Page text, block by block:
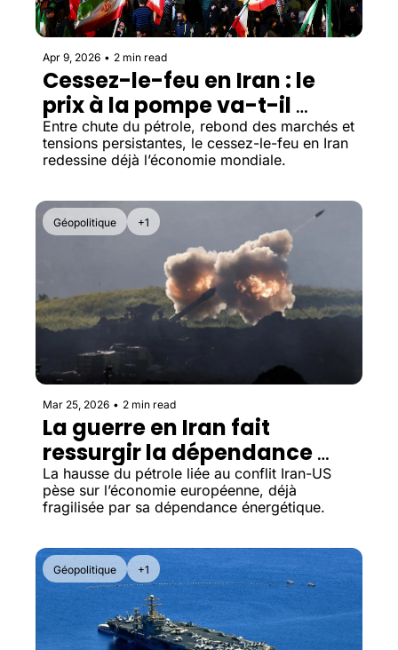
Apr 9, 2026 • 2 min read
Cessez-le-feu en Iran : le
prix à la pompe va-t-il
baisser ?
Entre chute du pétrole, rebond des marchés et
tensions persistantes, le cessez-le-feu en Iran
redessine déjà l’économie mondiale.
Géopolitique +1
Mar 25, 2026 • 2 min read
La guerre en Iran fait
ressurgir la dépendance
énergétique de l'Europe
La hausse du pétrole liée au conflit Iran-US
pèse sur l’économie européenne, déjà
fragilisée par sa dépendance énergétique.
Géopolitique +1